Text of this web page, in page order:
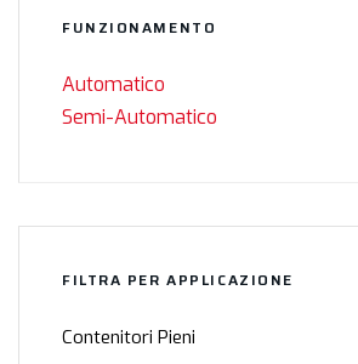
FUNZIONAMENTO
Automatico
Semi-Automatico
FILTRA PER APPLICAZIONE
Contenitori Pieni